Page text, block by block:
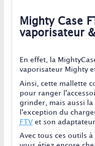
Mighty Case
vaporisateur
En effet, la
vaporisateur Mighty
Ainsi, cette mallette
pour ranger
grinder, mais aussi la
l'exception du
FTVet son
Avec tous ces outils